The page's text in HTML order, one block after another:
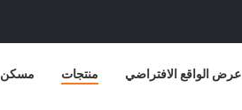
مسكن منتجات عرض الواقع الافتراضي